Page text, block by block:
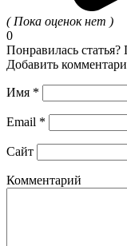
( Пока оценок нет )
0
Понравилась статья?
Добавить
Имя *
Email *
Сайт
Комментарий